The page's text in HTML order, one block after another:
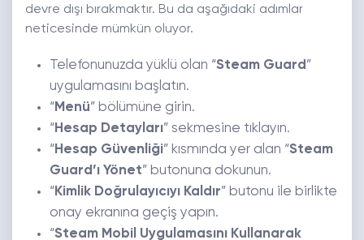
devre dışı bırakmaktır. Bu da aşağıdaki adımlar
neticesinde mümkün oluyor.
Telefonunuzda yüklü olan “Steam Guard ”
uygulamasını başlatın.
“Menü” bölümüne girin.
“Hesap Detayları” sekmesine tıklayın.
“Hesap Güvenliği” kısmında yer alan “Steam
Guard’ı Yönet” butonuna dokunun.
“Kimlik Doğrulayıcıyı Kaldır” butonu ile birlikte
onay ekranına geçiş yapın.
“Steam Mobil Uygulamasını Kullanarak